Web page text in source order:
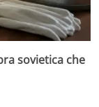
sovietica che